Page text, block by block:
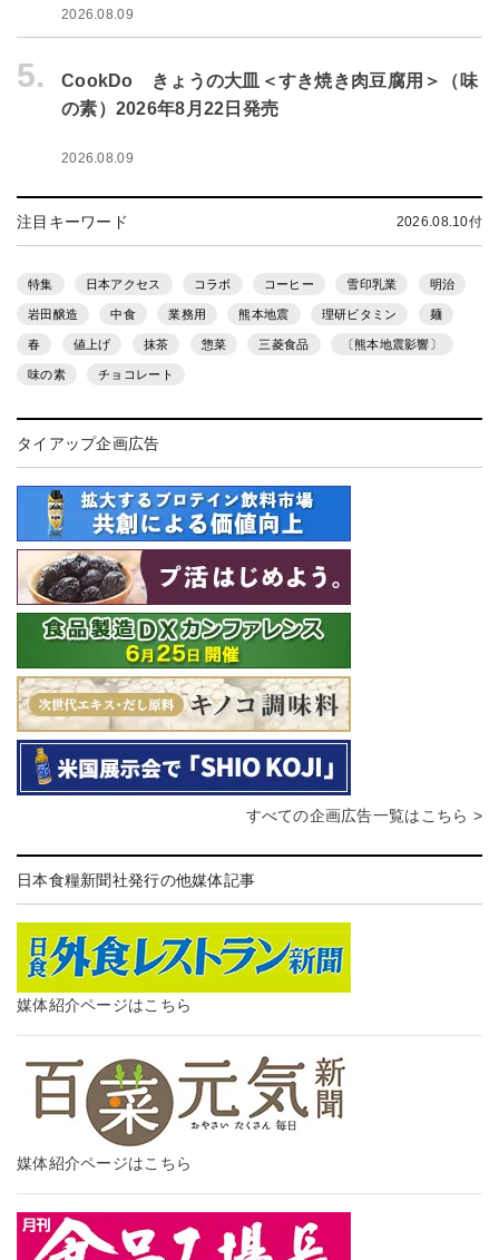
2026.08.09
5.
CookDo きょうの大皿＜すき焼き肉豆腐用＞（味
の素）2026年8月22日発売
2026.08.09
注目キーワード 2026.08.10付
特集 日本アクセス コラボ コーヒー 雪印乳業 明治
岩田醸造 中食 業務用 熊本地震 理研ビタミン 麺
春 値上げ 抹茶 惣菜 三菱食品 〔熊本地震影響〕
味の素 チョコレート
タイアップ企画広告
すべての企画広告一覧はこちら >
日本食糧新聞社発行の他媒体記事
媒体紹介ページはこちら
媒体紹介ページはこちら